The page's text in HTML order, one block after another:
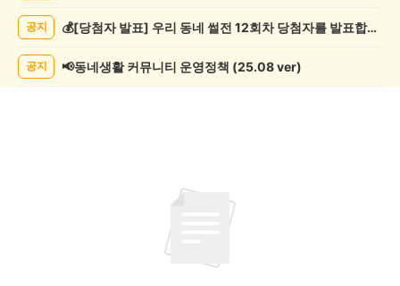
록
공지 💰[당첨자 발표] 우리 동네 썰전 12회차 당첨자를 발표합니다!
공지 📢동네생활 커뮤니티 운영정책 (25.08 ver)